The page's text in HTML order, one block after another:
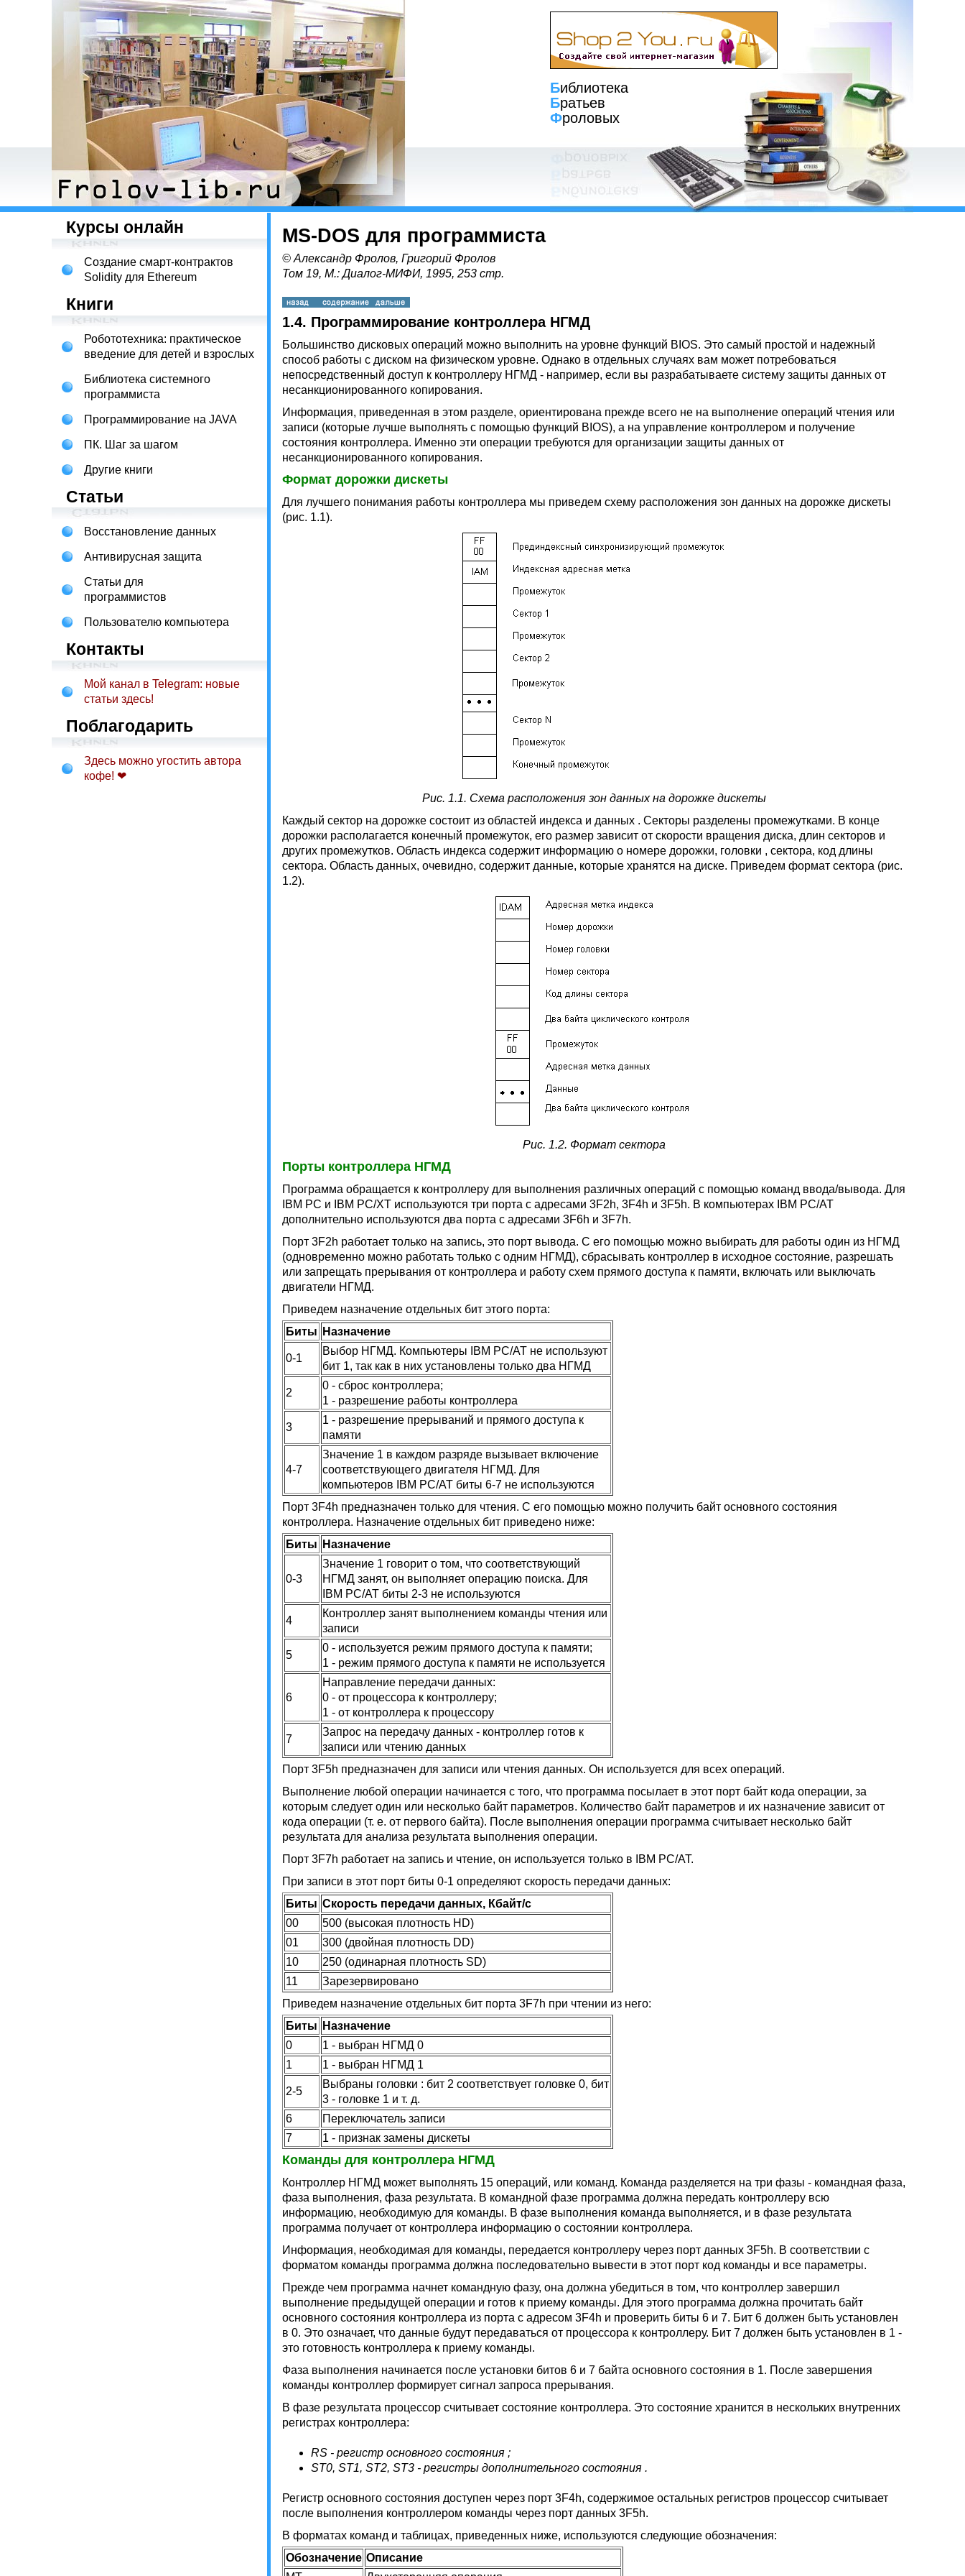
Библиотека
Братьев
Фроловых
Курсы онлайн
Создание смарт-контрактов
Solidity для Ethereum
Книги
Робототехника: практическое
введение для детей и взрослых
Библиотека системного
программиста
Программирование на JAVA
ПК. Шаг за шагом
Другие книги
Статьи
Восстановление данных
Антивирусная защита
Статьи для
программистов
Пользователю компьютера
Контакты
Мой канал в Telegram: новые
статьи здесь!
Поблагодарить
Здесь можно угостить автора
кофе! ❤
MS-DOS для программиста
© Александр Фролов, Григорий Фролов
Том 19, М.: Диалог-МИФИ, 1995, 253 стр.
1.4. Программирование контроллера НГМД
Большинство дисковых операций можно выполнить на уровне функций BIOS. Это самый простой и надежный
способ работы с диском на физическом уровне. Однако в отдельных случаях вам может потребоваться
непосредственный доступ к контроллеру НГМД - например, если вы разрабатываете систему защиты данных от
несанкционированного копирования.
Информация, приведенная в этом разделе, ориентирована прежде всего не на выполнение операций чтения или
записи (которые лучше выполнять с помощью функций BIOS), а на управление контроллером и получение
состояния контроллера. Именно эти операции требуются для организации защиты данных от
несанкционированного копирования.
Формат дорожки дискеты
Для лучшего понимания работы контроллера мы приведем схему расположения зон данных на дорожке дискеты
(рис. 1.1).
Рис. 1.1. Схема расположения зон данных на дорожке дискеты
Каждый сектор на дорожке состоит из областей индекса и данных . Секторы разделены промежутками. В конце
дорожки располагается конечный промежуток, его размер зависит от скорости вращения диска, длин секторов и
других промежутков. Область индекса содержит информацию о номере дорожки, головки , сектора, код длины
сектора. Область данных, очевидно, содержит данные, которые хранятся на диске. Приведем формат сектора (рис.
1.2).
Рис. 1.2. Формат сектора
Порты контроллера НГМД
Программа обращается к контроллеру для выполнения различных операций с помощью команд ввода/вывода. Для
IBM PC и IBM PC/XT используются три порта с адресами 3F2h, 3F4h и 3F5h. В компьютерах IBM PC/AT
дополнительно используются два порта с адресами 3F6h и 3F7h.
Порт 3F2h работает только на запись, это порт вывода. С его помощью можно выбирать для работы один из НГМД
(одновременно можно работать только с одним НГМД), сбрасывать контроллер в исходное состояние, разрешать
или запрещать прерывания от контроллера и работу схем прямого доступа к памяти, включать или выключать
двигатели НГМД.
Приведем назначение отдельных бит этого порта:
Биты
Назначение
0-1
Выбор НГМД. Компьютеры IBM PC/AT не используют
бит 1, так как в них установлены только два НГМД
2
0 - сброс контроллера;
1 - разрешение работы контроллера
3
1 - разрешение прерываний и прямого доступа к
памяти
4-7
Значение 1 в каждом разряде вызывает включение
соответствующего двигателя НГМД. Для
компьютеров IBM PC/AT биты 6-7 не используются
Порт 3F4h предназначен только для чтения. С его помощью можно получить байт основного состояния
контроллера. Назначение отдельных бит приведено ниже:
Биты
Назначение
0-3
Значение 1 говорит о том, что соответствующий
НГМД занят, он выполняет операцию поиска. Для
IBM PC/AT биты 2-3 не используются
4
Контроллер занят выполнением команды чтения или
записи
5
0 - используется режим прямого доступа к памяти;
1 - режим прямого доступа к памяти не используется
6
Направление передачи данных:
0 - от процессора к контроллеру;
1 - от контроллера к процессору
7
Запрос на передачу данных - контроллер готов к
записи или чтению данных
Порт 3F5h предназначен для записи или чтения данных. Он используется для всех операций.
Выполнение любой операции начинается с того, что программа посылает в этот порт байт кода операции, за
которым следует один или несколько байт параметров. Количество байт параметров и их назначение зависит от
кода операции (т. е. от первого байта). После выполнения операции программа считывает несколько байт
результата для анализа результата выполнения операции.
Порт 3F7h работает на запись и чтение, он используется только в IBM PC/AT.
При записи в этот порт биты 0-1 определяют скорость передачи данных:
Биты Скорость передачи данных, Кбайт/с
00
500 (высокая плотность HD)
01
300 (двойная плотность DD)
10
250 (одинарная плотность SD)
11
Зарезервировано
Приведем назначение отдельных бит порта 3F7h при чтении из него:
Биты
Назначение
0
1 - выбран НГМД 0
1
1 - выбран НГМД 1
2-5
Выбраны головки : бит 2 соответствует головке 0, бит
3 - головке 1 и т. д.
6
Переключатель записи
7
1 - признак замены дискеты
Команды для контроллера НГМД
Контроллер НГМД может выполнять 15 операций, или команд. Команда разделяется на три фазы - командная фаза,
фаза выполнения, фаза результата. В командной фазе программа должна передать контроллеру всю
информацию, необходимую для команды. В фазе выполнения команда выполняется, и в фазе результата
программа получает от контроллера информацию о состоянии контроллера.
Информация, необходимая для команды, передается контроллеру через порт данных 3F5h. В соответствии с
форматом команды программа должна последовательно вывести в этот порт код команды и все параметры.
Прежде чем программа начнет командную фазу, она должна убедиться в том, что контроллер завершил
выполнение предыдущей операции и готов к приему команды. Для этого программа должна прочитать байт
основного состояния контроллера из порта с адресом 3F4h и проверить биты 6 и 7. Бит 6 должен быть установлен
в 0. Это означает, что данные будут передаваться от процессора к контроллеру. Бит 7 должен быть установлен в 1 -
это готовность контроллера к приему команды.
Фаза выполнения начинается после установки битов 6 и 7 байта основного состояния в 1. После завершения
команды контроллер формирует сигнал запроса прерывания.
В фазе результата процессор считывает состояние контроллера. Это состояние хранится в нескольких внутренних
регистрах контроллера:
RS - регистр основного состояния ;
ST0, ST1, ST2, ST3 - регистры дополнительного состояния .
Регистр основного состояния доступен через порт 3F4h, содержимое остальных регистров процессор считывает
после выполнения контроллером команды через порт данных 3F5h.
В форматах команд и таблицах, приведенных ниже, используются следующие обозначения:
Обозначение Описание